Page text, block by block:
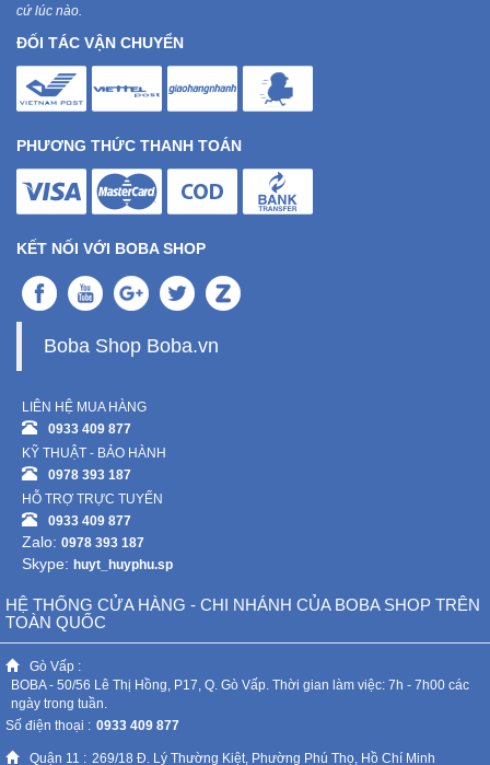
cứ lúc nào.
ĐỐI TÁC VẬN CHUYỂN
PHƯƠNG THỨC THANH TOÁN
KẾT NỐI VỚI BOBA SHOP
Boba Shop Boba.vn
LIÊN HỆ MUA HÀNG
0933 409 877
KỸ THUẬT - BẢO HÀNH
0978 393 187
HỖ TRỢ TRỰC TUYẾN
0933 409 877
Zalo: 0978 393 187
Skype: huyt_huyphu.sp
HỆ THỐNG CỬA HÀNG - CHI NHÁNH CỦA BOBA SHOP TRÊN
TOÀN QUỐC
Gò Vấp :
BOBA - 50/56 Lê Thị Hồng, P17, Q. Gò Vấp. Thời gian làm việc: 7h - 7h00 các
ngày trong tuần.
Số điện thoại : 0933 409 877
Quận 11 : 269/18 Đ. Lý Thường Kiệt, Phường Phú Thọ, Hồ Chí Minh